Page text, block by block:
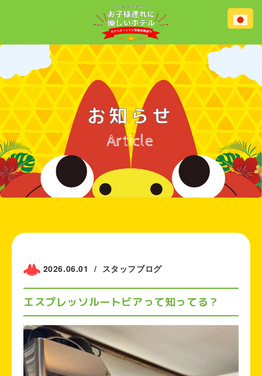
2026.06.01 / スタッフブログ
エスプレッソルートビアって知ってる？